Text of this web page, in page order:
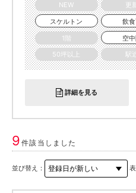
NEW
更新
スケルトン
飲
1階
空
50坪以上
駅
詳細を見る
9件該当しました
並び替え：